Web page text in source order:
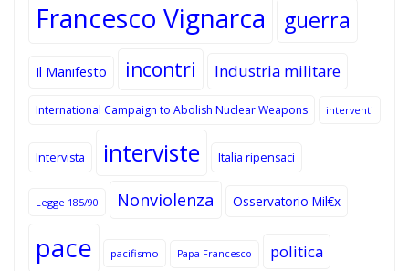
Francesco Vignarca guerra
Il Manifesto incontri Industria militare
International Campaign to Abolish Nuclear Weapons interventi
Intervista interviste Italia ripensaci
Legge 185/90 Nonviolenza Osservatorio Mil€x
pace pacifismo Papa Francesco politica